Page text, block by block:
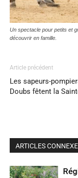
Un spectacle pour petits et
découvrir en famille.
Article précédent
Les sapeurs-
Doubs fêtent la
ARTICLES